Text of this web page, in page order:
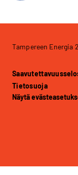
Tampereen Energia
Tietosuoja
Näytä